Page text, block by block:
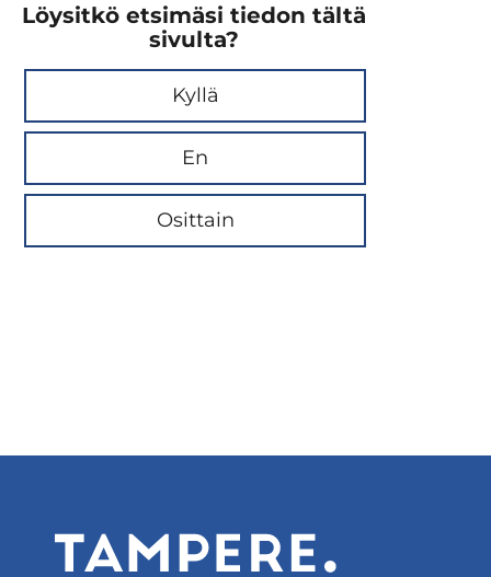
Löysitkö etsimäsi tiedon tältä
sivulta?
Kyllä
En
Osittain